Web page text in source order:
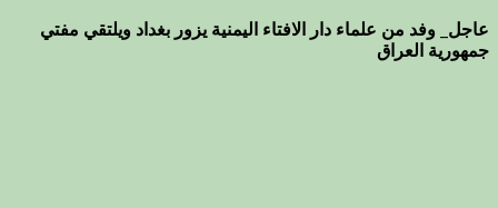
عاجل_ وفد من علماء دار الافتاء اليمنية يزور بغداد ويلتقي مفتي
جمهورية العراق